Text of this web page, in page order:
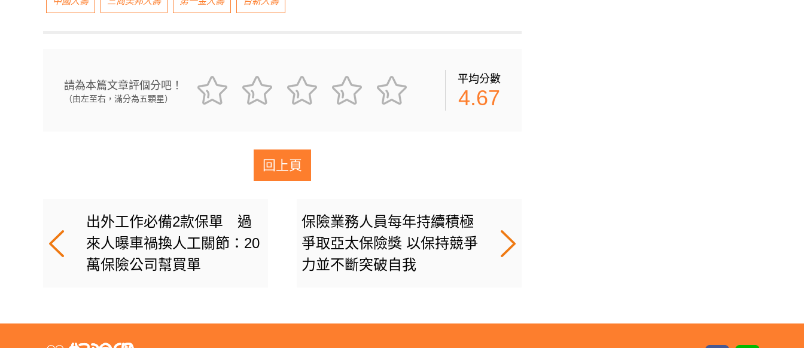
請為本篇文章評個分吧！
（由左至右，滿分為五顆星）
平均分數
4.67
回上頁
出外工作必備2款保單 過
來人曝車禍換人工關節：20
萬保險公司幫買單
保險業務人員每年持續積極
爭取亞太保險獎 以保持競爭
力並不斷突破自我